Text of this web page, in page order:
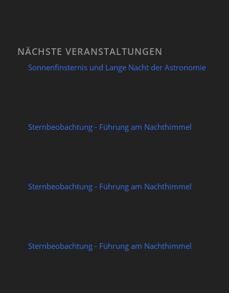
NÄCHSTE VERANSTALTUNGEN
Sonnenfinsternis und Lange Nacht der Astronomie
Sternbeobachtung - Führung am Nachthimmel
Sternbeobachtung - Führung am Nachthimmel
Sternbeobachtung - Führung am Nachthimmel